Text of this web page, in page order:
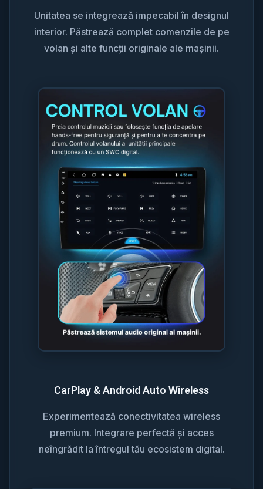
Unitatea se integrează impecabil în designul
interior. Păstrează complet comenzile de pe
volan și alte funcții originale ale mașinii.
CarPlay & Android Auto Wireless
Experimentează conectivitatea wireless
premium. Integrare perfectă și acces
neîngrădit la întregul tău ecosistem digital.